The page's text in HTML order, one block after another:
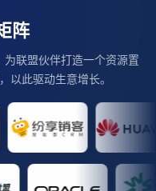
阵
联盟伙伴打造一个资源置
以此驱动生意增长。